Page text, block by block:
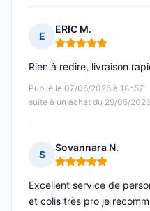
E
ERIC M.
Note : 5 sur 5
Publié le 07/06/2026 à 18h57
suite à un achat du 29/05/2026
Rien à redire, livraison
S
Sovannara N.
Note : 5 sur 5
Excellent service de
et colis très pro je